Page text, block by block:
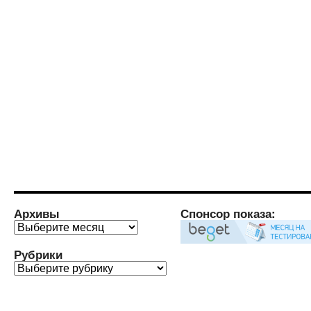
Архивы
Архивы
Рубрики
Рубрики
Спонсор показа: